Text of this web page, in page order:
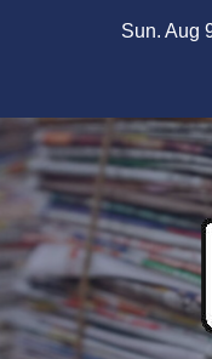
Sun. Aug